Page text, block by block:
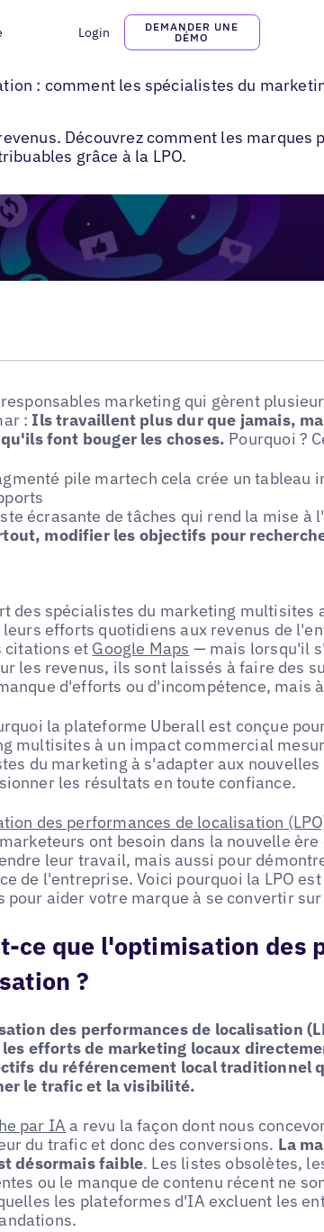
Login
DEMANDER UNE
DÉMO
Performance Optimization?
: comment les spécialistes du
Découvrez comment les
grâce à la LPO.
marketing qui gèrent
: Ils travaillent plus dur que jamais,
font bouger les choses. Pourquoi ?
pile martech cela crée un tableau
écrasante de tâches qui rend la mise
modifier les objectifs pour
des spécialistes du marketing multisites
efforts quotidiens aux revenus de
citations et Google Maps — mais lorsqu'il
les revenus, ils sont laissés à faire des
d'efforts ou d'incompétence, mais
la plateforme Uberall est conçue
multisites à un impact commercial
du marketing à s'adapter aux
les résultats en toute confiance.
des performances de localisation
ont besoin dans la nouvelle
leur travail, mais aussi pour
de l'entreprise. Voici pourquoi la LPO
pour aider votre marque à se convertir
ce que l'optimisation des
?
des performances de localisation
efforts de marketing locaux
du référencement local traditionnel
le trafic et la visibilité.
par IA a revu la façon dont nous
du trafic et donc des conversions. La
désormais faible. Les listes obsolètes,
ou le manque de contenu récent ne
les plateformes d'IA excluent les